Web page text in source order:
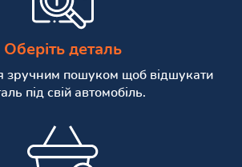
Оберіть деталь
зручним пошуком щоб відшукати
під свій автомобіль.